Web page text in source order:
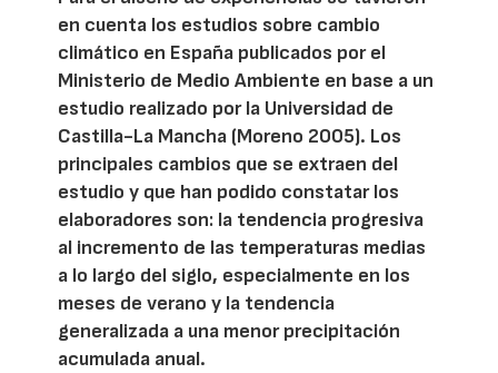
en cuenta los estudios sobre cambio
climático en España publicados por el
Ministerio de Medio Ambiente en base a un
estudio realizado por la Universidad de
Castilla-La Mancha (Moreno 2005). Los
principales cambios que se extraen del
estudio y que han podido constatar los
elaboradores son: la tendencia progresiva
al incremento de las temperaturas medias
a lo largo del siglo, especialmente en los
meses de verano y la tendencia
generalizada a una menor precipitación
acumulada anual.